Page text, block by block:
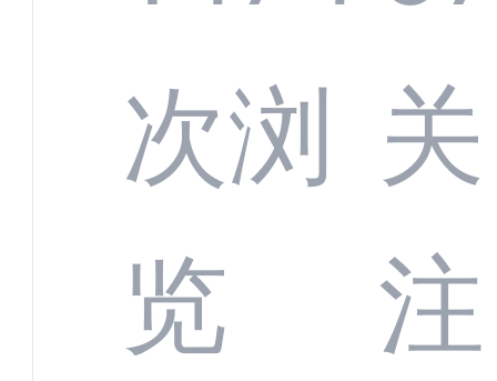
增长与
数字化
全渠道
数据对
次浏
览
关
注